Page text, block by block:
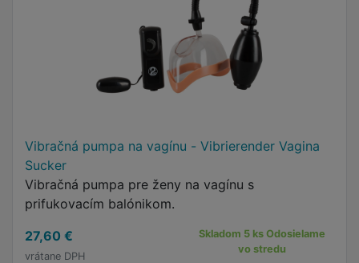
Vibračná pumpa na vagínu - Vibrierender Vagina
Sucker
Vibračná pumpa pre ženy na vagínu s
prifukovacím balónikom.
27,60 €
vrátane DPH
Skladom 5 ks Odosielame
vo stredu